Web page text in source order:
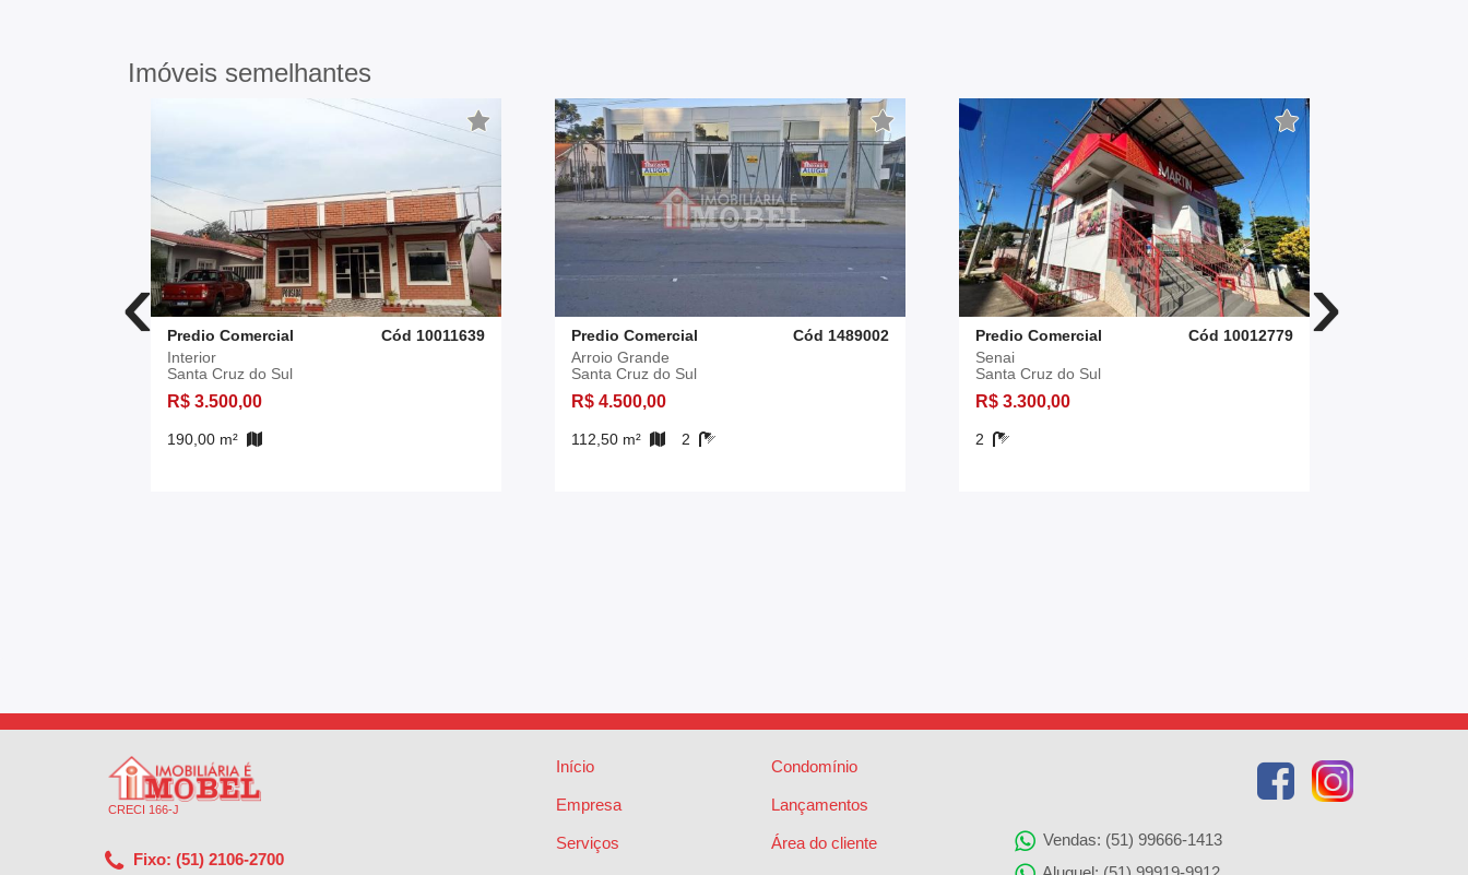
Imóveis semelhantes
‹ Predio Comercial
Cód 10011639
Interior
Santa Cruz do Sul
R$ 3.500,00
190,00 m²
Predio Comercial
Cód 1489002
Arroio Grande
Santa Cruz do Sul
R$ 4.500,00
112,50 m² 2
Predio Comercial
Cód 10012779
Senai
Santa Cruz do Sul
R$ 3.300,00
2
›
CRECI 166-J
Fixo: (51) 2106-2700
Início
Empresa
Serviços
Condomínio
Lançamentos
Área do cliente
Vendas: (51) 99666-1413